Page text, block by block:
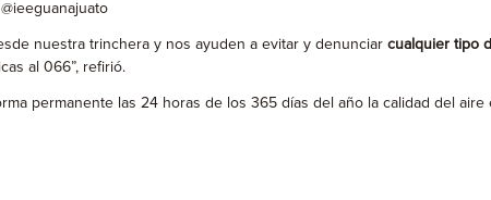
nuestra trinchera y nos ayuden a evitar y denunciar cualquier tipo
al 066”, refirió.
permanente las 24 horas de los 365 días del año la calidad del